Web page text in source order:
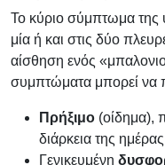
Το κύριο σύμπτωμα της
μία ή και στις δύο
αίσθηση ενός
συμπτώματα μπορεί να
Πρήξιμο (οίδημα),
διάρκεια της ημέρας
Γενικευμένη